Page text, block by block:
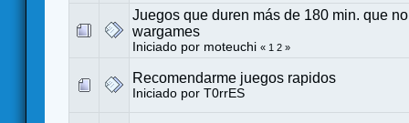
Juegos que duren más de 180 min. que
wargames
Iniciado por moteuchi « 1 2 »
Recomendarme juegos rapidos
Iniciado por T0rrES